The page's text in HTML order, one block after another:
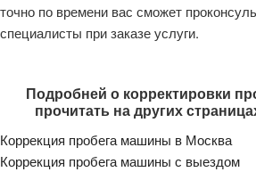
точно по времени вас сможет
специалисты при заказе услуги.
Подробней о корректировки
прочитать на других
Коррекция пробега машины в Москва
Коррекция пробега машины с выездом